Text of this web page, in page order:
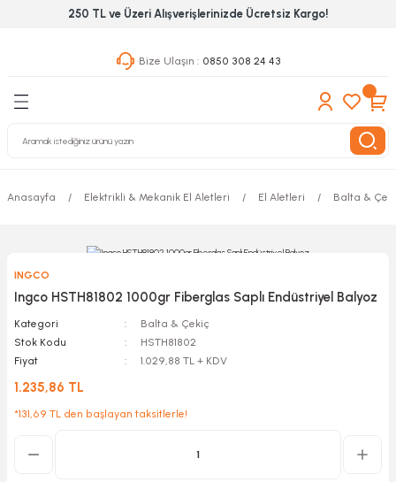
250 TL ve Üzeri Alışverişlerinizde Ücretsiz Kargo!
Bize Ulaşın : 0850 308 24 43
Geri Dön
Geri Dön
& Nalburiye
Grubu
Geri Dön
Anasayfa Elektrikli & Mekanik El Aletleri El Aletleri Balta &
INGCO
Ingco HSTH81802 1000gr Fiberglas Saplı Endüstriyel Balyoz
Kategori
Balta & Çekiç
Stok Kodu
HSTH81802
Fiyat
1.029,88 TL + KDV
1.235,86 TL
*131,69 TL den başlayan taksitlerle!